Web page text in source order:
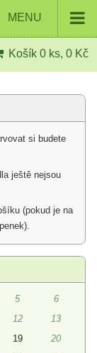
MENU
Košík 0 ks, 0 Kč
si budete
ještě nejsou
(pokud je na
5
6
12
13
19
20